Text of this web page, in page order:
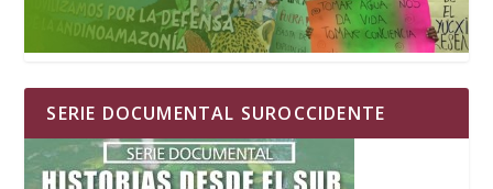
SERIE DOCUMENTAL SUROCCIDENTE